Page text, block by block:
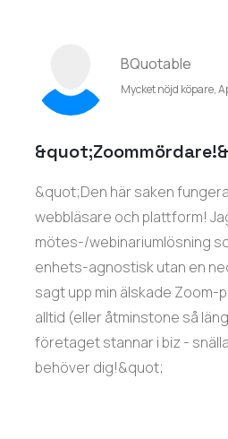
BQuotable
Mycket nöjd köpare,
&quot;Den här saken
webbläsare och plattform!
mötes-/webinariumlösning
enhets-agnostisk utan en
sagt upp min älskade
alltid (eller åtminstone så
företaget stannar i biz -
behöver dig!&quot;